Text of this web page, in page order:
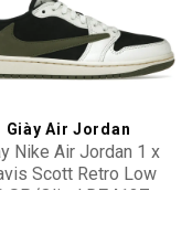
Add to
wishlist
Giày Air Jordan
Nike Air Jordan 1 x
Scott Retro Low
SP ‘Olive’ DZ4137-